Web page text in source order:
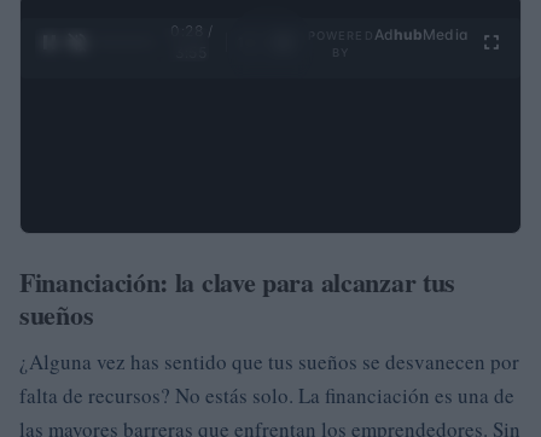
0:29 /
Ad hubMedia
Financiación: la clave para alcanzar tus
sueños
¿Alguna vez has sentido que tus sueños se desvanecen por
falta de recursos? No estás solo. La financiación es una de
las mayores barreras que enfrentan los emprendedores. Sin